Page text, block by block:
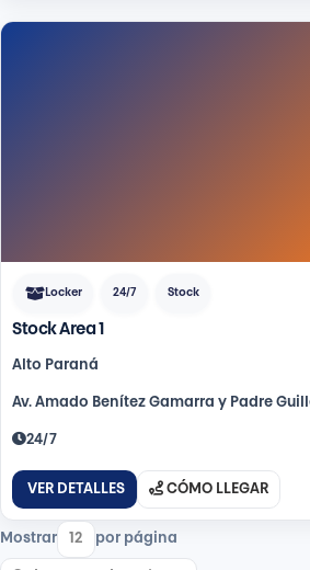
Locker 24/7 Stock
Stock Area 1
Alto Paraná
Av. Amado Benítez Gamarra y Padre
24/7
VER DETALLES CÓMO LLEGAR
Mostrar por página